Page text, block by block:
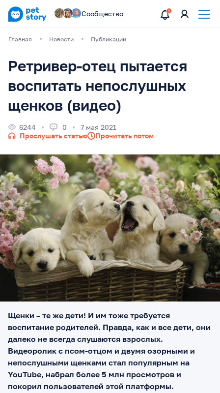
Сообщество
Главная Новости Публикации
Ретривер-отец пытается
воспитать непослушных
щенков (видео)
6244 0
7 мая 2021
Прослушать статью
Прочитать потом
Щенки – те же дети! И им тоже требуется
воспитание родителей. Правда, как и все дети, они
далеко не всегда слушаются взрослых.
Видеоролик с псом-отцом и двумя озорными и
непослушными щенками стал популярным на
YouTube, набрал более 5 млн просмотров и
покорил пользователей этой платформы.